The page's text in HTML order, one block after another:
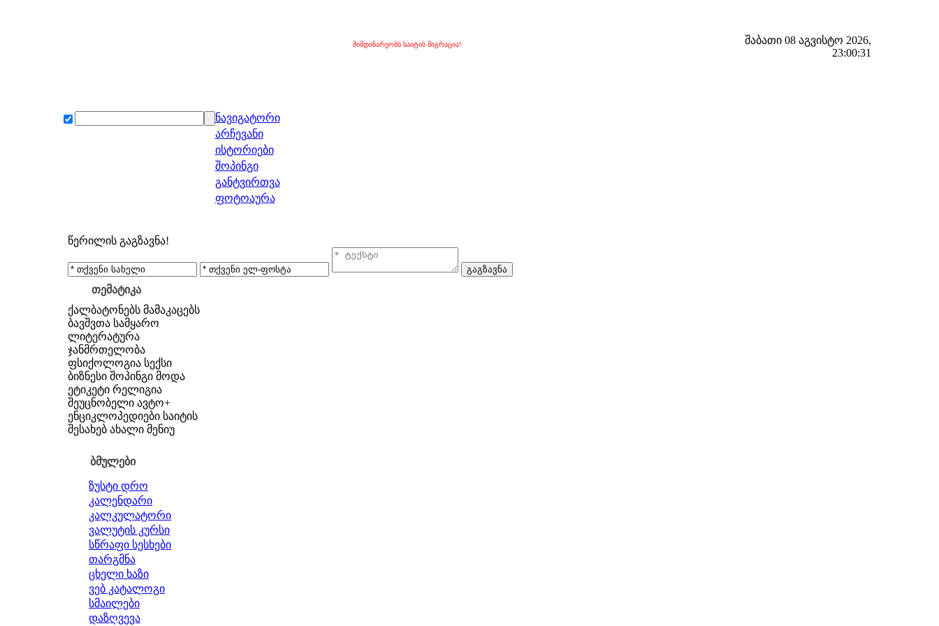
მიმდინარეობს საიტის მიგრაცია!
შაბათი 08 აგვისტო 2026,
23:00:32
ნავიგატორი
არჩევანი
ისტორიები
შოპინგი
განტვირთვა
ფოტოაურა
წერილის გაგზავნა!
თემატიკა
ქალბატონებს მამაკაცებს
ბავშვთა სამყარო
ლიტერატურა
ჯანმრთელობა
ფსიქოლოგია სექსი
ბიზნესი შოპინგი მოდა
ეტიკეტი რელიგია
შეუცნობელი ავტო+
ენციკლოპედიები საიტის
შესახებ ახალი მენიუ
ბმულები
ზუსტი დრო
კალენდარი
კალკულატორი
ვალუტის კურსი
სწრაფი სესხები
თარგმნა
ცხელი ხაზი
ვებ კატალოგი
სმაილები
დაზღვევა